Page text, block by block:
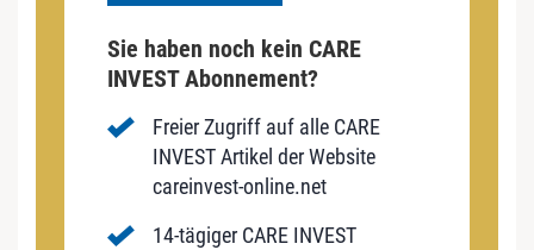
Sie haben noch kein CARE
INVEST Abonnement?
Freier Zugriff auf alle CARE
INVEST Artikel der Website
careinvest-online.net
14-tägiger CARE INVEST